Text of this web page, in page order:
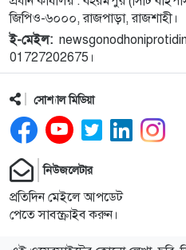
নগরীতে মাসব্যাপী
উদ্বোধন
১১
থাইল্যান্ডে স্কুলে গুলিতে
১২
গণমাধ্যম শক্তিশালী হলেই
১৩
জিপিও-৬০০০, রাজপাড়া, রাজশাহী।
ই-মেইল:
01727202675।
সোশ্যাল মিডিয়া
নিউজলেটার
প্রতিদিন মেইলে আপডেট
পেতে সাবস্ক্রাইব করুন।